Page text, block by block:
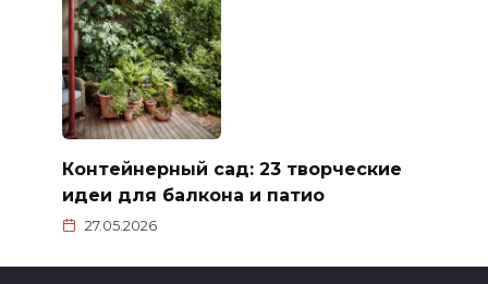
Контейнерный сад: 23 творческие
идеи для балкона и патио
27.05.2026